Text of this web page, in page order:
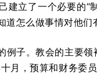
建立了一个必要的“
怎么做事情对他们
例子。教会的主要
月，预算和财务委